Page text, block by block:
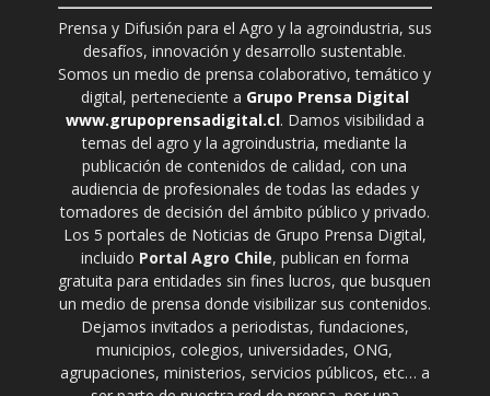
Prensa y Difusión para el Agro y la agroindustria, sus
desafíos, innovación y desarrollo sustentable.
Somos un medio de prensa colaborativo, temático y
digital, perteneciente a Grupo Prensa Digital
www.grupoprensadigital.cl. Damos visibilidad a
temas del agro y la agroindustria, mediante la
publicación de contenidos de calidad, con una
audiencia de profesionales de todas las edades y
tomadores de decisión del ámbito público y privado.
Los 5 portales de Noticias de Grupo Prensa Digital,
incluido Portal Agro Chile, publican en forma
gratuita para entidades sin fines lucros, que busquen
un medio de prensa donde visibilizar sus contenidos.
Dejamos invitados a periodistas, fundaciones,
municipios, colegios, universidades, ONG,
agrupaciones, ministerios, servicios públicos, etc… a